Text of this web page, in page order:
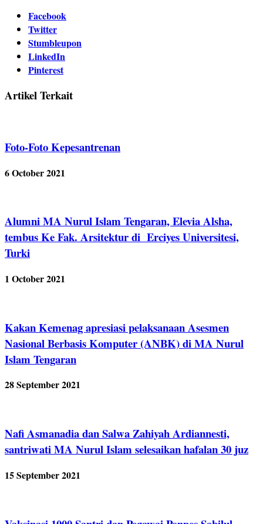
Facebook
Twitter
Stumbleupon
LinkedIn
Pinterest
Artikel Terkait
Foto-Foto Kepesantrenan
6 October 2021
Alumni MA Nurul Islam Tengaran, Elevia Alsha,
tembus Ke Fak. Arsitektur di Erciyes Universitesi,
Turki
1 October 2021
Kakan Kemenag apresiasi pelaksanaan Asesmen
Nasional Berbasis Komputer (ANBK) di MA Nurul
Islam Tengaran
28 September 2021
Nafi Asmanadia dan Salwa Zahiyah Ardiannesti,
santriwati MA Nurul Islam selesaikan hafalan 30 juz
15 September 2021